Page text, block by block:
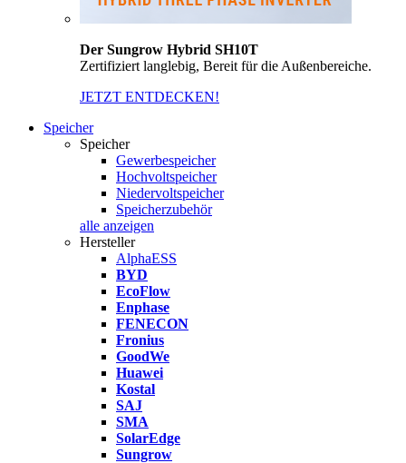
Der Sungrow Hybrid SH10T
Zertifiziert langlebig, Bereit für die Außenbereiche.
JETZT ENTDECKEN!
Speicher
Speicher
Gewerbespeicher
Hochvoltspeicher
Niedervoltspeicher
Speicherzubehör
alle anzeigen
Hersteller
AlphaESS
BYD
EcoFlow
Enphase
FENECON
Fronius
GoodWe
Huawei
Kostal
SAJ
SMA
SolarEdge
Sungrow